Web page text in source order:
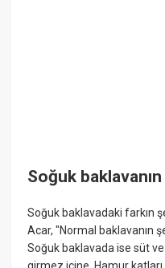
Soğuk
Soğuk baklavadaki farkın
Acar, "Normal baklavanın
Soğuk baklavada ise süt ve